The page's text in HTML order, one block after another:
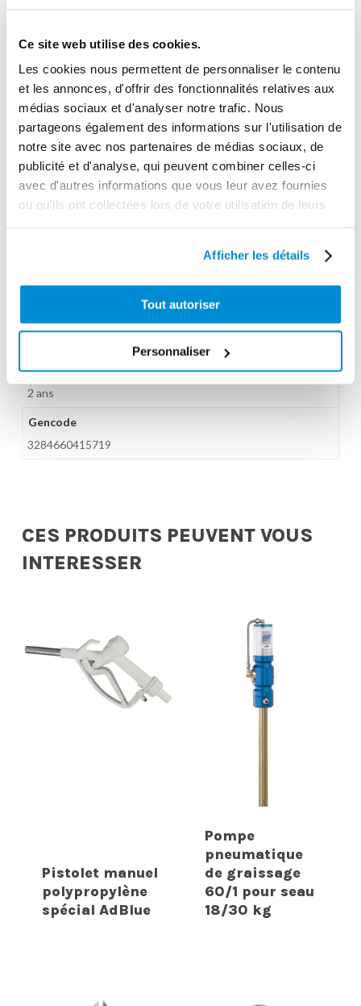
Ce site web utilise des cookies.
Les cookies nous permettent de personnaliser le contenu
et les annonces, d'offrir des fonctionnalités relatives aux
médias sociaux et d'analyser notre trafic. Nous
partageons également des informations sur l'utilisation de
notre site avec nos partenaires de médias sociaux, de
publicité et d'analyse, qui peuvent combiner celles-ci
avec d'autres informations que vous leur avez fournies
ou qu'ils ont collectées lors de votre utilisation de leurs
Afficher les détails
Tout autoriser
Personnaliser
5 m
Longueur max distribution
70 m
Gamme tarifaire
Equipements d'atelier
Unité d'emballage
18 x 11 x 19
Garantie
2 ans
Gencode
3284660415719
CES PRODUITS PEUVENT VOUS
INTERESSER
Pistolet manuel
polypropylène
spécial AdBlue
Pompe
pneumatique
de graissage
60/1 pour seau
18/30 kg